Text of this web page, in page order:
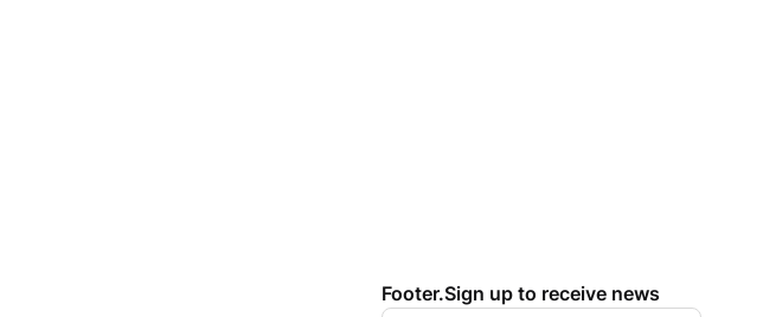
Footer.Sign up to receive news